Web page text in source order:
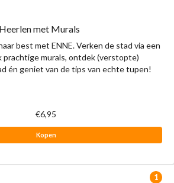
met Murals
best met ENNE. Verken de stad via een
prachtige murals, ontdek (verstopte)
én geniet van de tips van echte tupen!
€6,95
Kopen
1